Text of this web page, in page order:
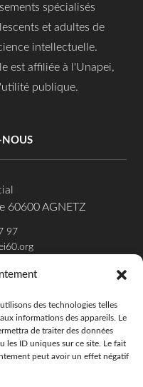
des technologies telles
informations des appareils. Le
de traiter des données
les ID uniques sur ce site. Le fait
peut avoir un effet négatif
spécialisés
et adultes de
intellectuelle.
est affiliée à l'Unapei,
publique.
NOUS
60600 AGNETZ
97